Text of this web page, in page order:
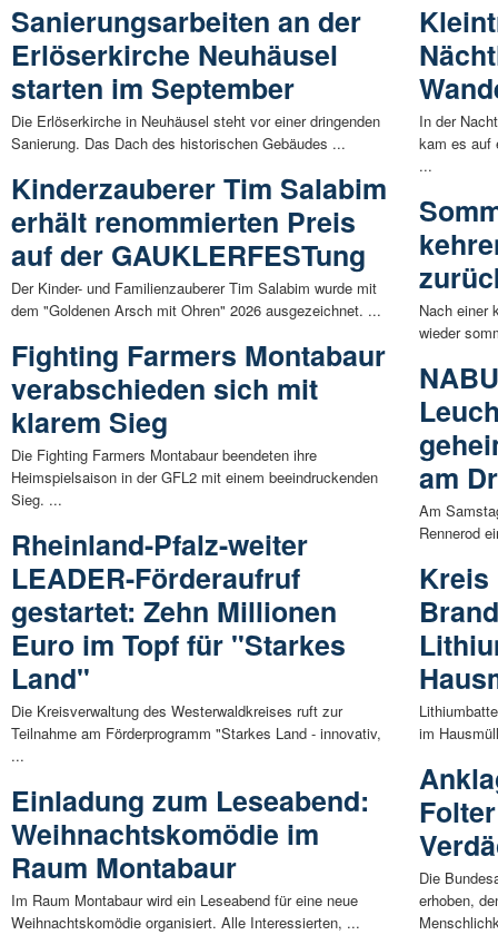
Sanierungsarbeiten an der
Erlöserkirche Neuhäusel
starten im September
Die Erlöserkirche in Neuhäusel steht vor einer dringenden
Sanierung. Das Dach des historischen Gebäudes ...
Kinderzauberer Tim Salabim
erhält renommierten Preis
auf der GAUKLERFESTung
Der Kinder- und Familienzauberer Tim Salabim wurde mit
dem "Goldenen Arsch mit Ohren" 2026 ausgezeichnet. ...
Fighting Farmers Montabaur
verabschieden sich mit
klarem Sieg
Die Fighting Farmers Montabaur beendeten ihre
Heimspielsaison in der GFL2 mit einem beeindruckenden
Sieg. ...
Rheinland-Pfalz-weiter
LEADER-Förderaufruf
gestartet: Zehn Millionen
Euro im Topf für "Starkes
Land"
Die Kreisverwaltung des Westerwaldkreises ruft zur
Teilnahme am Förderprogramm "Starkes Land - innovativ,
...
Einladung zum Leseabend:
Weihnachtskomödie im
Raum Montabaur
Im Raum Montabaur wird ein Leseabend für eine neue
Weihnachtskomödie organisiert. Alle Interessierten, ...
In der
kam es auf
...
Nach einer
wieder
am
Am
Rennerod
Kreis
im
Die
erhoben,